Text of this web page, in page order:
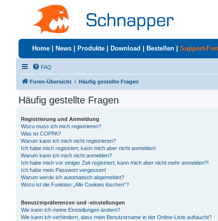
Home News Produkte Download Bestellen Support-
FAQ
Foren-Übersicht Häufig gestellte Fragen
Häufig gestellte Fragen
Registrierung und Anmeldung
Wozu muss ich mich registrieren?
Was ist COPPA?
Warum kann ich mich nicht registrieren?
Ich habe mich registriert, kann mich aber nicht anmelden!
Warum kann ich mich nicht anmelden?
Ich habe mich vor einiger Zeit registriert, kann mich aber nicht mehr anmelden?!
Ich habe mein Passwort vergessen!
Warum werde ich automatisch abgemeldet?
Wozu ist die Funktion „Alle Cookies löschen“?
Benutzerpräferenzen und -einstellungen
Wie kann ich meine Einstellungen ändern?
Wie kann ich verhindern, dass mein Benutzername in der Online-Liste auftaucht?